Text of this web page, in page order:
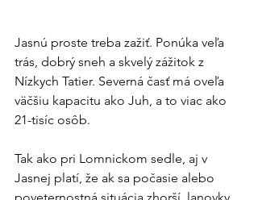
Jasnú proste treba zažiť. Ponúka veľa
trás, dobrý sneh a skvelý zážitok z
Nízkych Tatier. Severná časť má oveľa
väčšiu kapacitu ako Juh, a to viac ako
21-tisíc osôb.
Tak ako pri Lomnickom sedle, aj v
Jasnej platí, že ak sa počasie alebo